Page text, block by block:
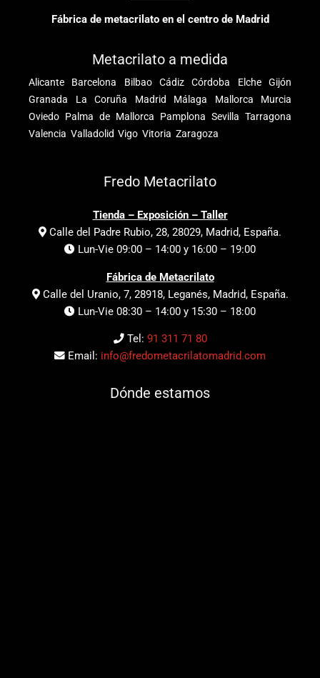
Fábrica de metacrilato en el centro de Madrid
Metacrilato a medida
Alicante Barcelona Bilbao Cádiz Córdoba Elche
Gijón
Granada
La Coruña Madrid Málaga Mallorca
Murcia
Oviedo Palma de Mallorca Pamplona Sevilla Tarragona
Valencia Valladolid Vigo Vitoria Zaragoza
Fredo Metacrilato
Tienda – Exposición – Taller
Calle del Padre Rubio, 28, 28029, Madrid, España.
Lun-Vie 09:00 – 14:00 y 16:00 – 19:00
Fábrica de Metacrilato
Calle del Uranio, 7, 28918, Leganés, Madrid, España.
Lun-Vie 08:30 – 14:00 y 15:30 – 18:00
Tel: 91 311 71 80
Email: info@fredometacrilatomadrid.com
Dónde estamos